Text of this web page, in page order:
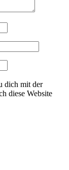
dich mit der
diese Website